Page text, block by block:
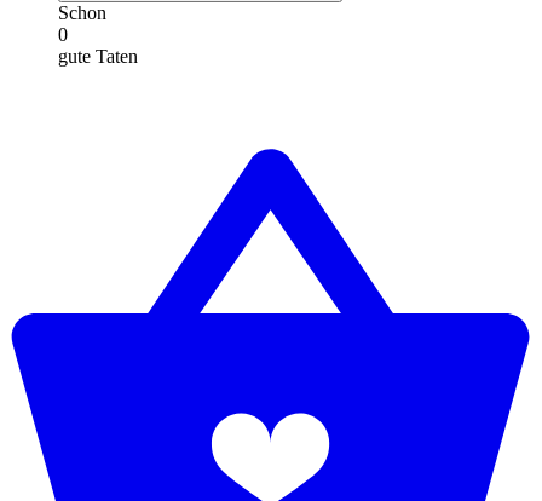
Schon
0
gute Taten